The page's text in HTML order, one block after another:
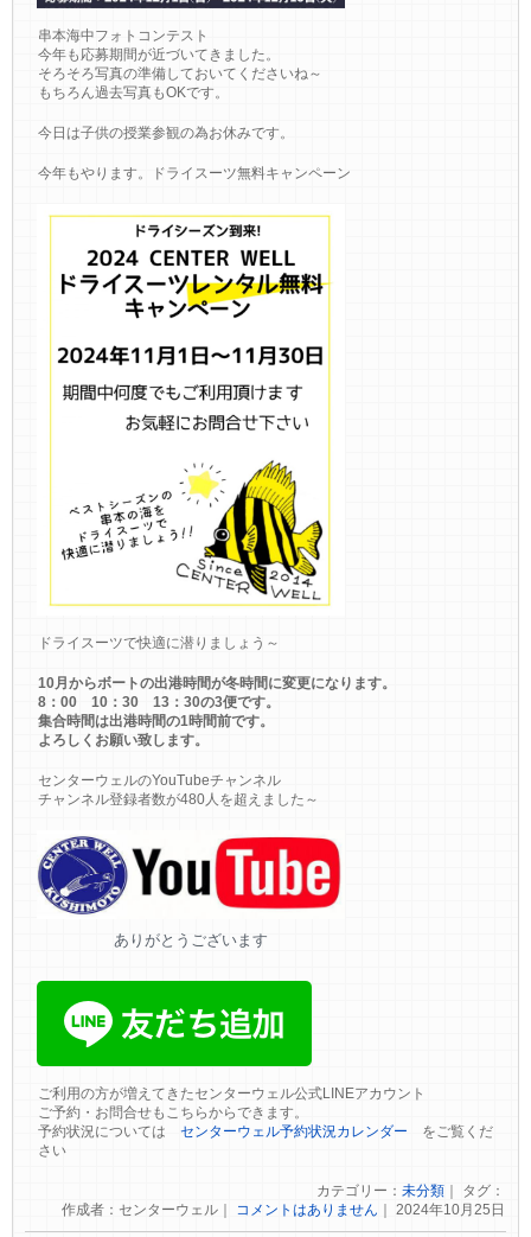
串本海中フォトコンテスト
今年も応募期間が近づいてきました。
そろそろ写真の準備しておいてくださいね～
もちろん過去写真もOKです。
今日は子供の授業参観の為お休みです。
今年もやります。ドライスーツ無料キャンペーン
ドライスーツで快適に潜りましょう～
10月からボートの出港時間が冬時間に変更になります。
8：00 10：30 13：30の3便です。
集合時間は出港時間の1時間前です。
よろしくお願い致します。
センターウェルのYouTubeチャンネル
チャンネル登録者数が480人を超えました～
ありがとうございます
ご利用の方が増えてきたセンターウェル公式LINEアカウント
ご予約・お問合せもこちらからできます。
予約状況についてはセンターウェル予約状況カレンダー をご覧くだ
さい
カテゴリー： 未分類｜ タグ：
作成者：センターウェル｜ コメントはありません ｜ 2024年10月25日